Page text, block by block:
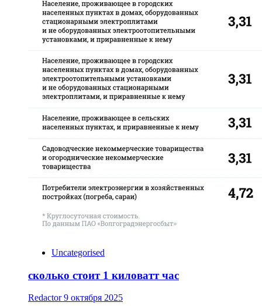
Uncategorised
сколько стоит 1 киловатт час
Redactor9 октября 2025